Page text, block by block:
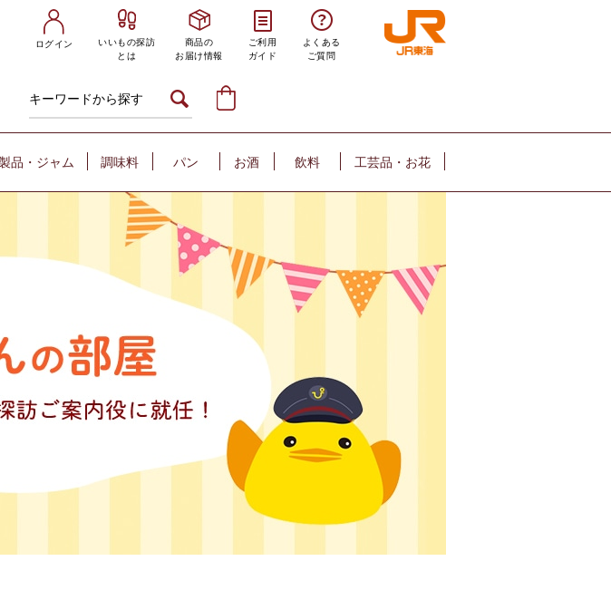
ログイン
いいもの探訪
とは
商品の
お届け情報
ご利用
ガイド
よくある
ご質問
品・ジャム 調味料 パン お酒 飲料 工芸品・お花